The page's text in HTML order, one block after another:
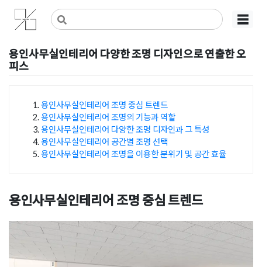
Skip
content
사무실인테리어 디자인 공사 비용견적 플랫폼
사무실인테리어 916
☰
용인사무실인테리어 다양한 조명 디자인으로 연출한 오
피스
용인사무실인테리어 조명 중심 트렌드
용인사무실인테리어 조명의 기능과 역할
용인사무실인테리어 다양한 조명 디자인과 그 특성
용인사무실인테리어 공간별 조명 선택
용인사무실인테리어 조명을 이용한 분위기 및 공간 효율
용인사무실인테리어 조명 중심 트렌드